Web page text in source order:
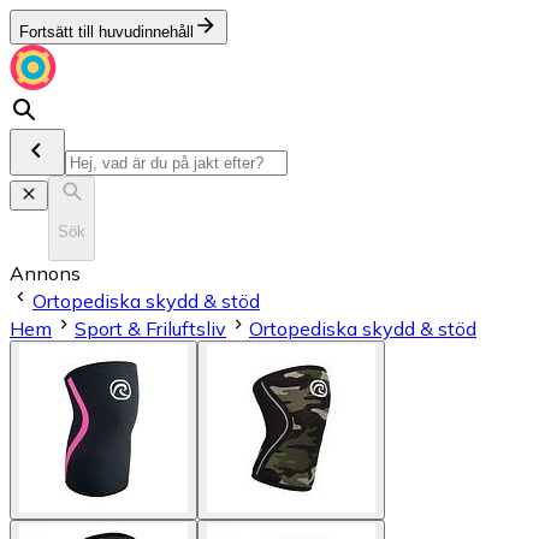
Fortsätt till huvudinnehåll
Sök
Annons
Ortopediska skydd & stöd
Hem
Sport & Friluftsliv Ortopediska skydd & stöd